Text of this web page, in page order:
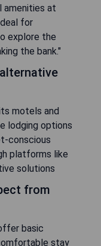
amenities at
for
explore the
the bank."
motels and
lodging options
conscious
platforms like
solutions
from
basic
stay